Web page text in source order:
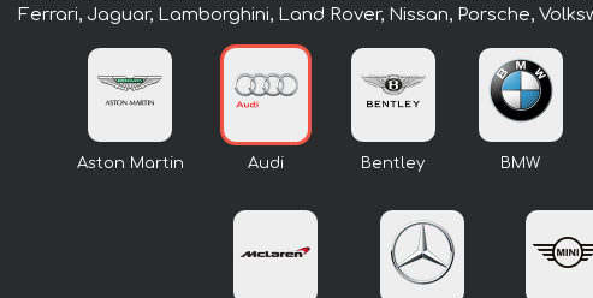
Ferrari, Jaguar, Lamborghini, Land Rover, Nissan, Porsche,
Aston Martin Audi Bentley BMW